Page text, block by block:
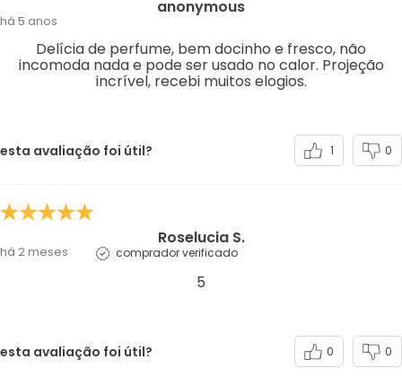
anonymous
há 5 anos
Delícia de perfume, bem docinho e fresco, não
incomoda nada e pode ser usado no calor. Projeção
incrível, recebi muitos elogios.
esta avaliação foi útil? 1 0
Roselucia S.
há 2 meses comprador verificado
5
esta avaliação foi útil? 0 0